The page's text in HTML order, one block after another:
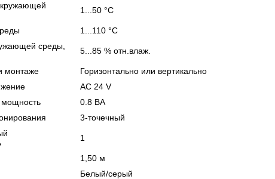
1...50 °C
1...110 °C
среды,
5...85 % отн.влаж.
монтаже
Горизонтально или вертикально
AC 24 V
0.8 ВА
3-точечный
1
1,50 м
Белый/серый